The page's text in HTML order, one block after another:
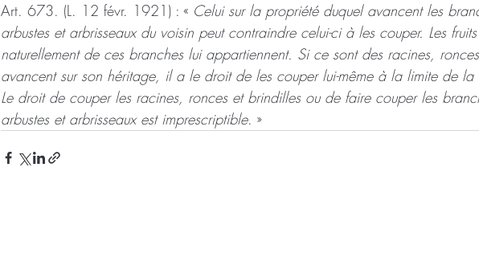
Art. 673. (L. 12 févr. 1921) : « Celui sur la propriété duquel avancent les
arbustes et arbrisseaux du voisin peut contraindre celui-ci à les couper. Les
naturellement de ces branches lui appartiennent. Si ce sont des racines,
avancent sur son héritage, il a le droit de les couper lui-même à la limite de la
Le droit de couper les racines, ronces et brindilles ou de faire couper les
arbustes et arbrisseaux est imprescriptible. »